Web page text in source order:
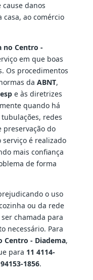
danos
ao comércio
no Centro -
em que boas
Os procedimentos
da ABNT,
e às diretrizes
quando há
redes
preservação do
é realizado
mais confiança
de forma
o uso
ou da rede
chamada para
necessário. Para
Centro - Diadema,
para 11 4114-
1856.